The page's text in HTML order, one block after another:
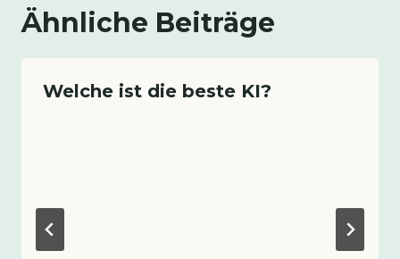
Ähnliche Beiträge
Welche ist die beste KI?